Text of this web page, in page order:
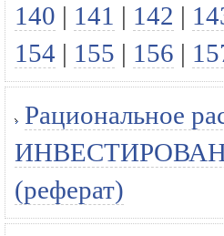
140 | 141 | 142 |
154 | 155 | 156 |
Рациональное
(реферат)